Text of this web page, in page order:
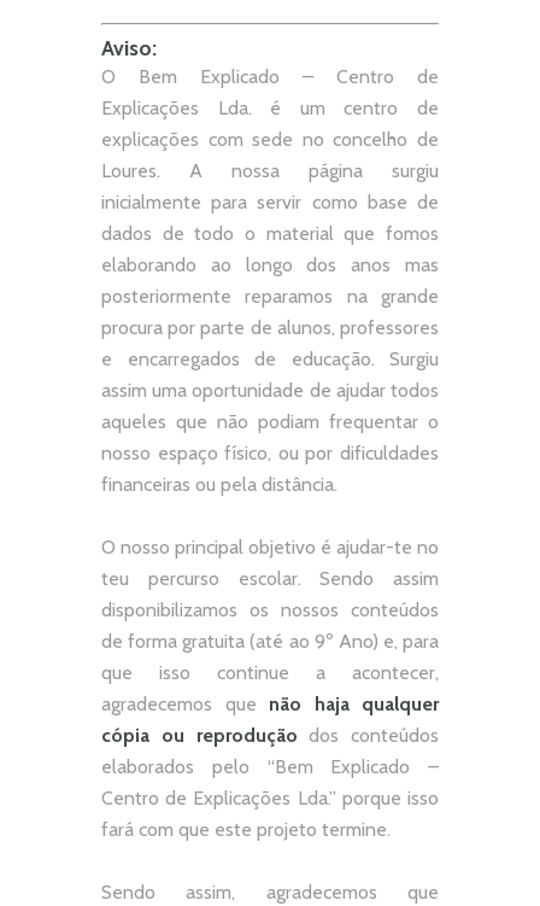
Aviso:
O Bem Explicado – Centro de
Explicações Lda. é um centro de
explicações com sede no concelho de
Loures. A nossa página surgiu
inicialmente para servir como base de
dados de todo o material que fomos
elaborando ao longo dos anos mas
posteriormente reparamos na grande
procura por parte de alunos, professores
e encarregados de educação. Surgiu
assim uma oportunidade de ajudar todos
aqueles que não podiam frequentar o
nosso espaço físico, ou por dificuldades
financeiras ou pela distância.
O nosso principal objetivo é ajudar-te no
teu percurso escolar.Sendo assim
disponibilizamos os nossos conteúdos
de forma gratuita (até ao 9º Ano) e, para
que isso continue a acontecer,
agradecemos que não
haja qualquer
cópia ou reprodução dos conteúdos
elaborados pelo “Bem Explicado –
Centro de Explicações Lda.” porque isso
fará com que este projeto termine.
Sendo assim, agradecemos que